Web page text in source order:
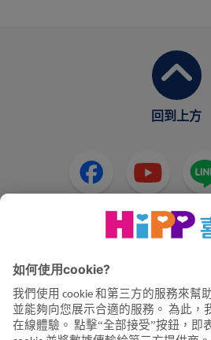
回到上方
HiPP奶粉 HiPP嬰兒食品
隱私政策和使用條款
聯絡我們